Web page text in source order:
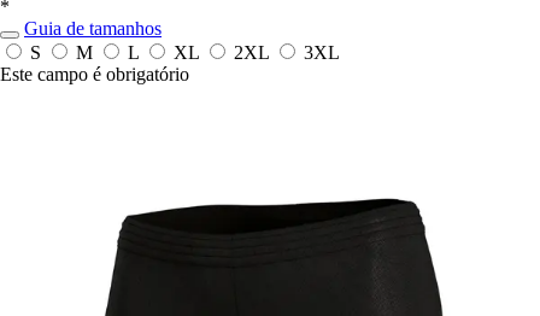
*
Guia de tamanhos
S
M L XL 2XL
3XL
Este campo é obrigatório